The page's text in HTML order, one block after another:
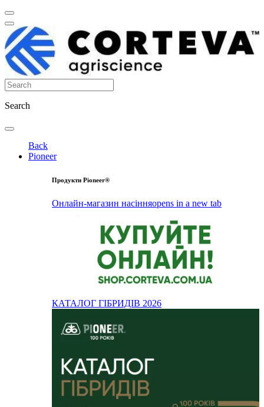
Search
Back
Pioneer
Продукти Pioneer®
Онлайн-магазин насінняopens in a new tab
КАТАЛОГ ГІБРИДІВ 2026